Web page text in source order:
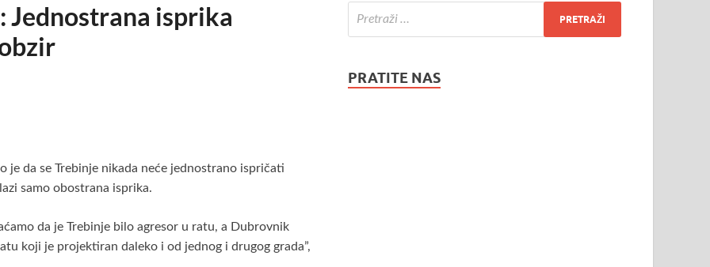
Jednostrana isprika
je da se Trebinje nikada neće jednostrano ispričati
samo obostrana isprika.
da je Trebinje bilo agresor u ratu, a Dubrovnik
koji je projektiran daleko i od jednog i drugog grada”,
PRATITE NAS